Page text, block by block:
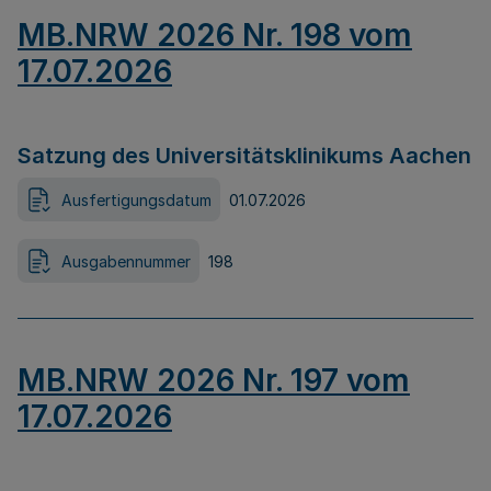
MB.NRW 2026 Nr. 198 vom
17.07.2026
Satzung des Universitätsklinikums Aachen
Ausfertigungsdatum 01.07.2026
Ausgabennummer 198
MB.NRW 2026 Nr. 197 vom
17.07.2026